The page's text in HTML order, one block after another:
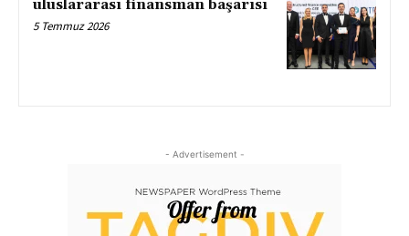
uluslararası finansman başarısı
5 Temmuz 2026
- Advertisement -